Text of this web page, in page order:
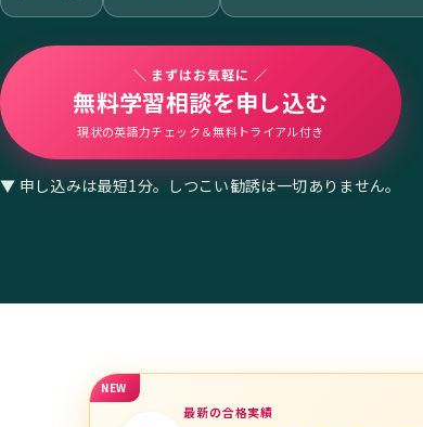
＼ まずはお気軽に ／
無料学習相談を申し込む
現状の英語力チェック＆無料トライアル付き
▼ 申し込みは最短1分。しつこい勧誘は一切ありません。
NEW
最新の合格実績